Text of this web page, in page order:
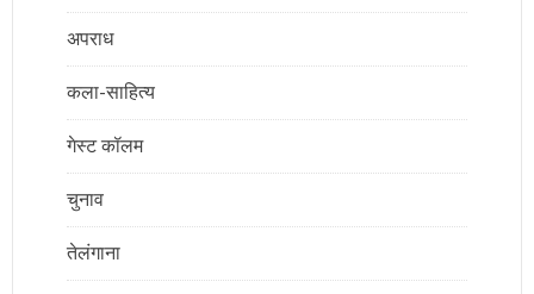
अपराध
कला-साहित्य
गेस्ट कॉलम
चुनाव
तेलंगाना